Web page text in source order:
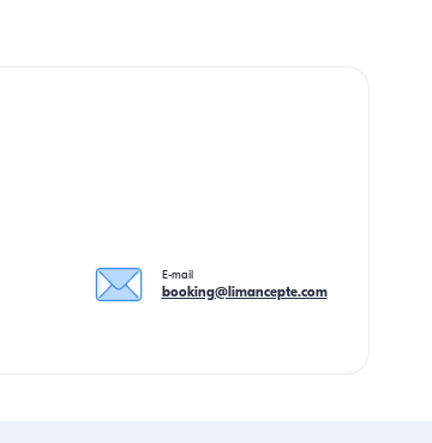
E-mail
booking@limancepte.com